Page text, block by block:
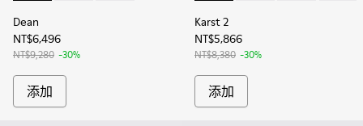
Dean
NT$6,496
NT$9,280 -30%
添加
Karst 2
NT$5,866
NT$8,380 -30%
添加